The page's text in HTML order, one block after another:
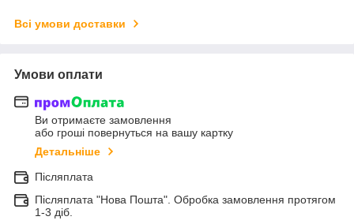
Всі умови доставки
Умови оплати
Ви отримаєте замовлення
або гроші повернуться на вашу картку
Детальніше
Післяплата
Післяплата "Нова Пошта". Обробка замовлення протягом
1-3 діб.